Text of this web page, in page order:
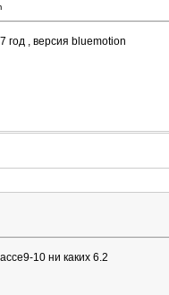
год , версия bluemotion
10 ни каких 6.2